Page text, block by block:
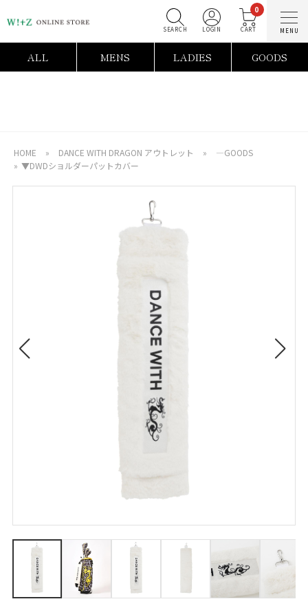
0
ALL MENS LADIES GOODS
HOME » DANCE WITH DRAGON アウトレット »
―GOODS
» ▼DWDショルダーパットカバー